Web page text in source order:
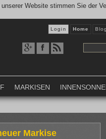
Website stimmen Sie der
Login Home Blog
MARKISEN
Markise